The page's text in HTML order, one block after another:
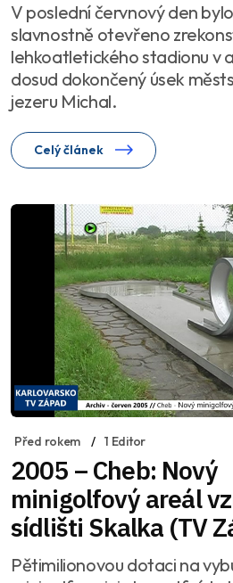
V poslední červnový den
slavnostně otevřeno
lehkoatletického stadionu v
dosud dokončený úsek
jezeru Michal.
Celý článek
Před rokem 1 Editor
2005 – Cheb: Nový
minigolfový areál
sídlišti Skalka (TV
Pětimilionovou dotaci na